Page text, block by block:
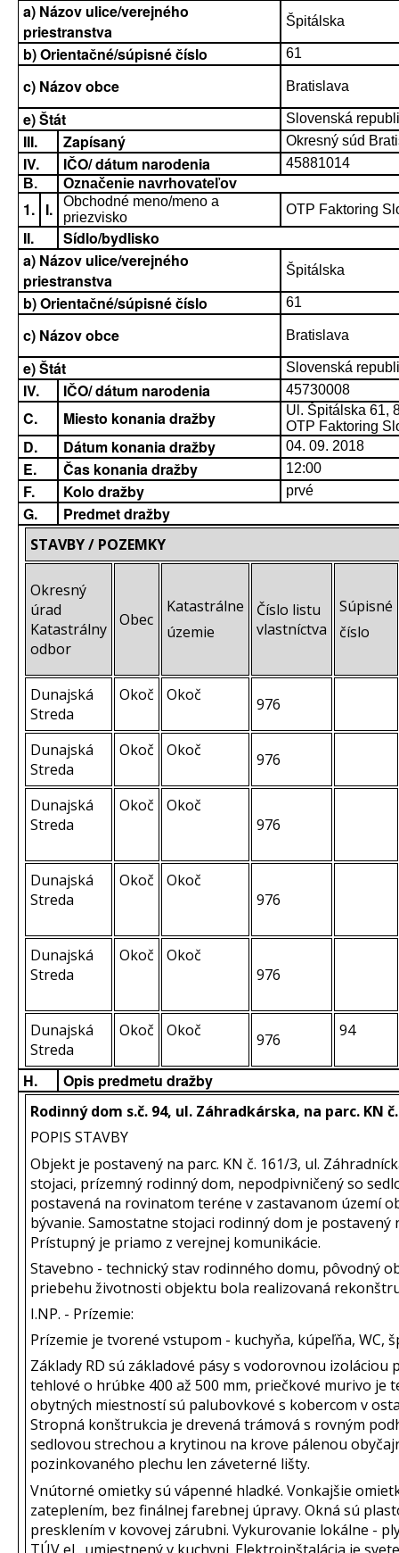
a) Názov ulice/verejného
priestranstva
Špitálska
b) Orientačné/súpisné číslo 61
c) Názov obce Bratislava
e) Štát Slovenská
III. Zapísaný Okresný súd
IV. IČO/ dátum narodenia
45881014
B.
Označenie navrhovateľov
1. I.
Obchodné meno/meno a
priezvisko
OTP Faktoring
II.
Sídlo/bydlisko
a) Názov ulice/verejného
priestranstva
Špitálska
b) Orientačné/súpisné číslo 61
c) Názov obce Bratislava
e) Štát Slovenská
IV. IČO/ dátum narodenia 45730008
C. Miesto konania dražby
Ul. Špitálska 61,
OTP Faktoring
D. Dátum konania dražby 04. 09. 2018
E. Čas konania dražby 12:00
F. Kolo dražby prvé
G. Predmet dražby
STAVBY / POZEMKY
Okresný
úrad
Katastrálny
odbor
Obec
Katastrálne
územie
Číslo listu
vlastníctva
Súpisné
číslo
Dunajská
Streda
Okoč Okoč 976
Dunajská
Streda
Okoč Okoč 976
Dunajská
Streda
Okoč
Okoč
976
Dunajská
Streda
Okoč
Okoč
976
Dunajská
Streda
Okoč
Okoč
976
Dunajská
Streda
Okoč Okoč 976 94
H. Opis predmetu dražby
Rodinný dom s.č. 94, ul. Záhradkárska, na parc. KN
POPIS STAVBY
Objekt je postavený na parc. KN č. 161/3, ul.
stojaci, prízemný rodinný dom, nepodpivničený so
postavená na rovinatom teréne v zastavanom území
bývanie. Samostatne stojaci rodinný dom je
Prístupný je priamo z verejnej komunikácie.
Stavebno - technický stav rodinného domu, pôvodný
priebehu životnosti objektu bola realizovaná
I.NP. - Prízemie:
Prízemie je tvorené vstupom - kuchyňa, kúpeľňa, WC,
Základy RD sú základové pásy s vodorovnou
tehlové o hrúbke 400 až 500 mm, priečkové murivo je
obytných miestností sú palubovkové s kobercom v
Stropná konštrukcia je drevená trámová s rovným
sedlovou strechou a krytinou na krove pálenou
pozinkovaného plechu len záveterné lišty.
Vnútorné omietky sú vápenné hladké. Vonkajšie
zateplením, bez finálnej farebnej úpravy. Okná sú
presklením v kovovej zárubni. Vykurovanie lokálne -
TÚV el., umiestnený v kuchyni. Elektroinštalácia je